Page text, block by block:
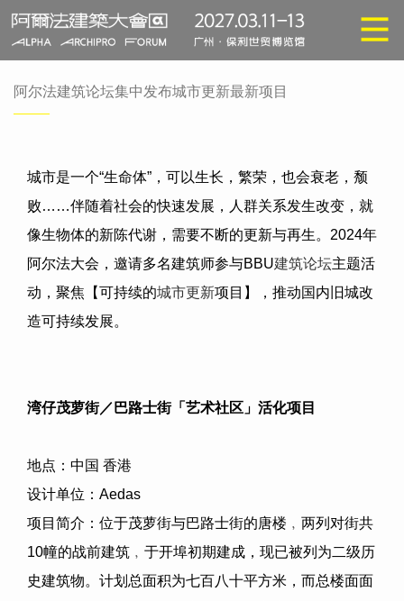
阿尔法建筑论坛集中发布城市更新最新项目
城市是一个“生命体” ，可以生长，繁荣，也会衰老，颓
败……伴随着社会的快速发展，人群关系发生改变，就
像生物体的新陈代谢，需要不断的更新与再生。 2024年
阿尔法大会，邀请多名建筑师参与BBU建筑论坛主题活
动，聚焦【可持续的城市更新项目】，推动国内旧城改
造可持续发展。
湾仔茂萝街／巴路士街「艺术社区」活化项目
地点：中国 香港
设计单位： Aedas
项目简介：位于茂萝街与巴路士街的唐楼﹐两列对街共
10幢的战前建筑﹐于开埠初期建成，现已被列为二级历
史建筑物。计划总面积为七百八十平方米，而总楼面面